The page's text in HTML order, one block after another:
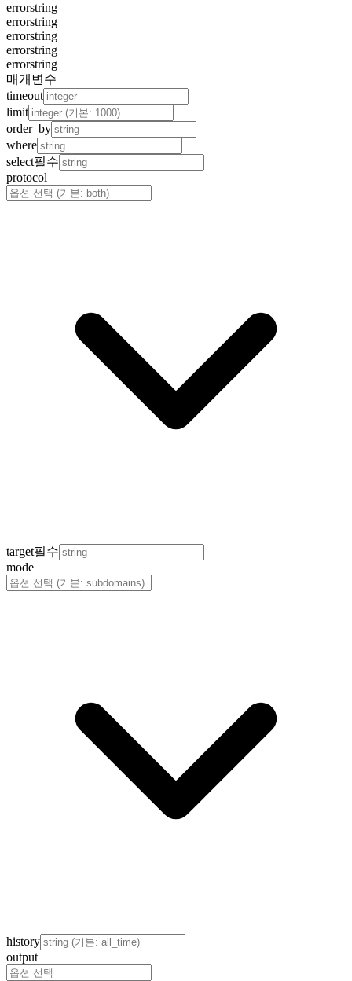
errorstring
errorstring
errorstring
errorstring
errorstring
매개변수
timeout
limit
order_by
where
select필수
protocol
target필수
mode
history
output